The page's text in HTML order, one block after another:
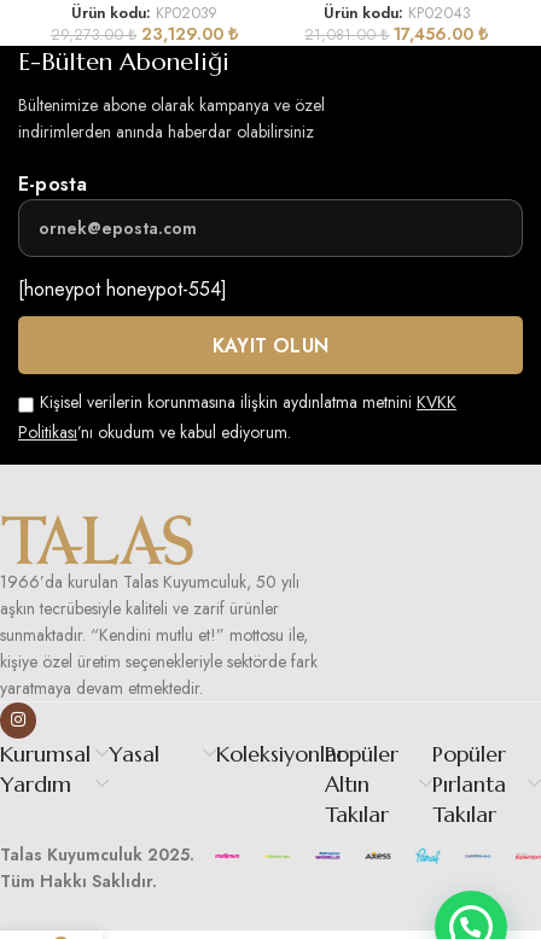
Ürün kodu: KP02039
29,273.00₺ 23,129.00 ₺
Ürün kodu: KP02043
21,081.00₺ 17,456.00₺
E-Bülten Aboneliği
Bültenimize abone olarak kampanya ve özel
indirimlerden anında haberdar olabilirsiniz
E-posta
[honeypot honeypot-554]
Kişisel verilerin korunmasına ilişkin aydınlatma metnini KVKK
Politikası’nı okudum ve kabul ediyorum.
1966’da kurulan Talas Kuyumculuk, 50 yılı
aşkın tecrübesiyle kaliteli ve zarif ürünler
sunmaktadır. “Kendini mutlu et!” mottosu ile,
kişiye özel üretim seçenekleriyle sektörde fark
yaratmaya devam etmektedir.
Kurumsal
Yardım
Yasal KoleksiyonlarPopüler
Altın
Takılar
Popüler
Pırlanta
Takılar
Talas Kuyumculuk 2025.
Tüm Hakkı Saklıdır.